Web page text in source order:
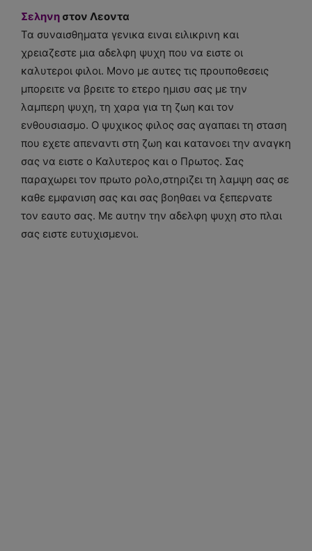
Σεληνη στον Λεοντα
Τα συναισθηματα γενικα ειναι ειλικρινη και
χρειαζεστε μια αδελφη ψυχη που να ειστε οι
καλυτεροι φιλοι. Μονο με αυτες τις προυποθεσεις
μπορειτε να βρειτε το ετερο ημισυ σας με την
λαμπερη ψυχη, τη χαρα για τη ζωη και τον
ενθουσιασμο. Ο ψυχικος φιλος σας αγαπαει τη σταση
που εχετε απεναντι στη ζωη και κατανοει την αναγκη
σας να ειστε ο Καλυτερος και ο Πρωτος. Σας
παραχωρει τον πρωτο ρολο,στηριζει τη λαμψη σας σε
καθε εμφανιση σας και σας βοηθαει να ξεπερνατε
τον εαυτο σας. Με αυτην την αδελφη ψυχη στο πλαι
σας ειστε ευτυχισμενοι.